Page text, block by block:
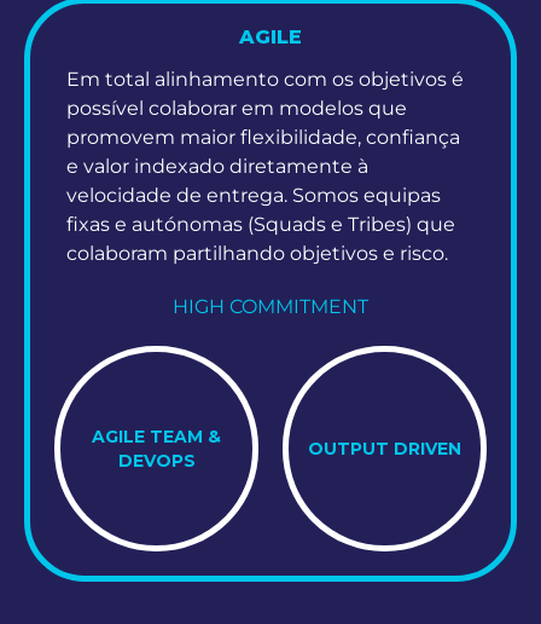
AGILE
Em total alinhamento com os objetivos é
possível colaborar em modelos que
promovem maior flexibilidade, confiança
e valor indexado diretamente à
velocidade de entrega. Somos equipas
fixas e autónomas (Squads e Tribes) que
colaboram partilhando objetivos e risco.
HIGH COMMITMENT
AGILE TEAM &
DEVOPS
OUTPUT DRIVEN